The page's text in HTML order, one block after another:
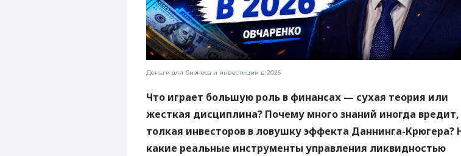
Деньги для бизнеса и инвестиции в 2026
Что играет большую роль в финансах — сухая теория или
жесткая дисциплина? Почему много знаний иногда вредит,
толкая инвесторов в ловушку эффекта Даннинга-Крюгера?
какие реальные инструменты управления ликвидностью